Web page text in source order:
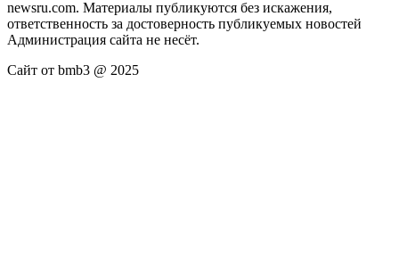
newsru.com. Материалы публикуются без искажения,
ответственность за достоверность публикуемых новостей
Администрация сайта не несёт.
Сайт от bmb3 @ 2025